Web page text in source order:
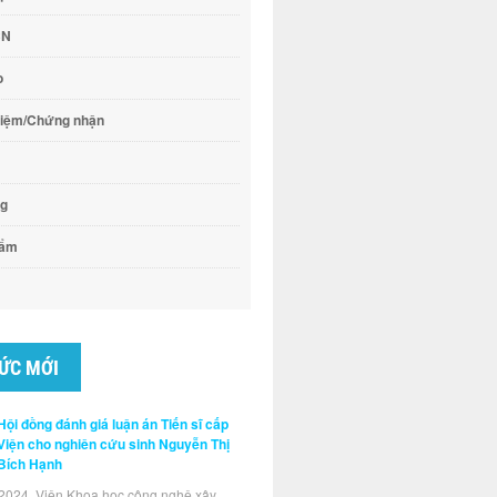
Chứng nhận
MỚI
đồng đánh giá luận án Tiến sĩ cấp
cho nghiên cứu sinh Nguyễn Thị
Hạnh